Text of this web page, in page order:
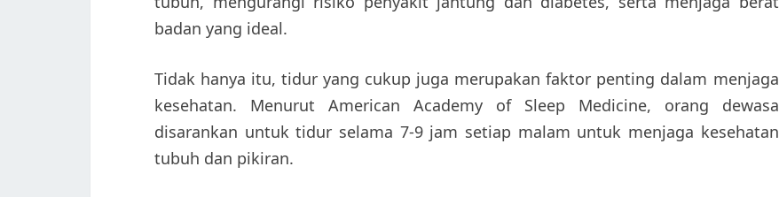
badan yang ideal.
Tidak hanya itu, tidur yang cukup juga merupakan faktor penting dalam menjaga
kesehatan. Menurut American Academy of Sleep Medicine, orang dewasa
disarankan untuk tidur selama 7-9 jam setiap malam untuk menjaga kesehatan
tubuh dan pikiran.